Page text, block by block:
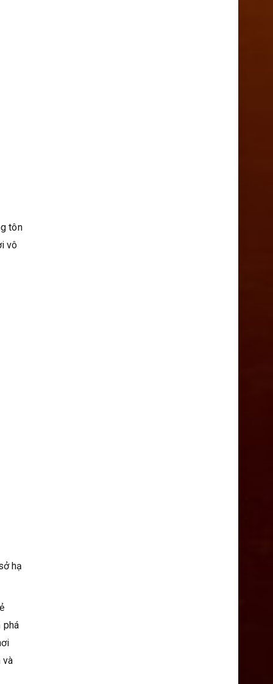
tôn
vô
hạ
phá
và